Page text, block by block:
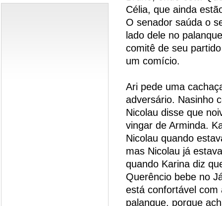
Célia, que ainda
O senador saúda o
lado dele no
comitê de seu
um comício.
Ari pede uma
adversário. Nasinho
Nicolau disse que
vingar de Arminda.
Nicolau quando
mas Nicolau já
quando Karina diz
Querêncio bebe no
está confortável com
palanque, porque